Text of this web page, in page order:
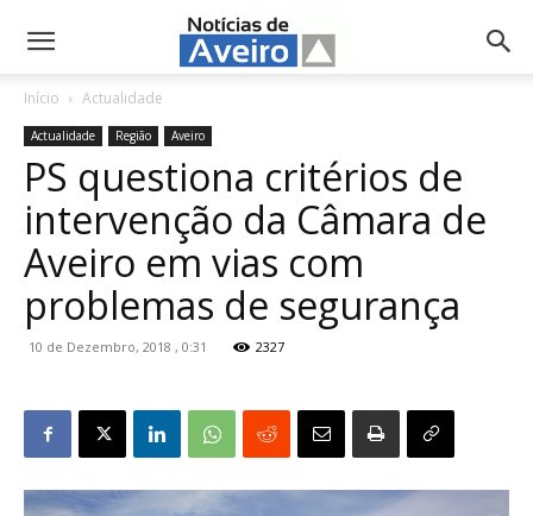
NotíciasdeAveiro.pt
Início Actualidade
Actualidade Região Aveiro
PS questiona critérios de
intervenção da Câmara de
Aveiro em vias com
problemas de segurança
10 de Dezembro, 2018 , 0:31 2327